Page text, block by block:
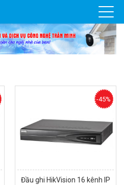
Đầu ghi HikVision 16 kênh IP
-45%